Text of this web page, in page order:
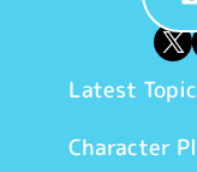
Latest
Character